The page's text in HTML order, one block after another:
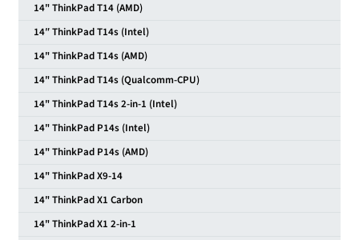
14" ThinkPad T14 (AMD)
14″ ThinkPad T14s (Intel)
14" ThinkPad T14s (AMD)
14" ThinkPad T14s (Qualcomm-CPU)
14" ThinkPad T14s 2-in-1 (Intel)
14" ThinkPad P14s (Intel)
14" ThinkPad P14s (AMD)
14" ThinkPad X9-14
14" ThinkPad X1 Carbon
14" ThinkPad X1 2-in-1